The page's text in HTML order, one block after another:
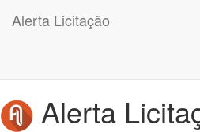
Alerta Licitação
Alerta